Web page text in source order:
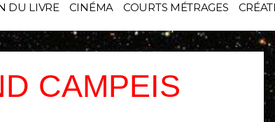
DU LIVRE CINÉMA COURTS MÉTRAGES
CAMPEIS